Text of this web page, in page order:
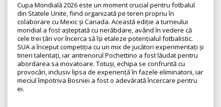
Cupa Mondială 2026 este un moment crucial pentru fotbalul
din Statele Unite, fiind organizată pe teren propriu în
colaborare cu Mexic și Canada. Această ediție a turneului
mondial a fost așteptată cu nerăbdare, având în vedere că
cele trei țări vor încerca să își etaleze potențialul fotbalistic.
SUA a început competiția cu un mix de jucători experimentați și
tineri talentați, iar antrenorul Pochettino a fost lăudat pentru
abordarea sa inovatoare. Totuși, echipa se confruntă cu
provocări, inclusiv lipsa de experiență în fazele eliminatorii, iar
meciul împotriva Bosniei a fost o adevărată încercare pentru
ei.